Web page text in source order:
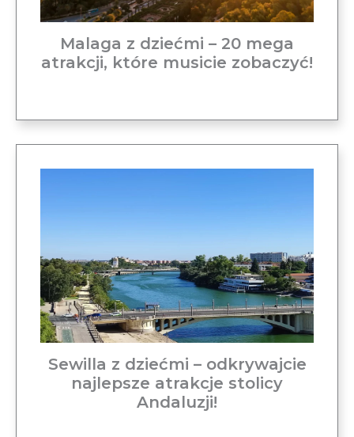
Malaga z dziećmi – 20 mega
atrakcji, które musicie zobaczyć!
Sewilla z dziećmi – odkrywajcie
najlepsze atrakcje stolicy
Andaluzji!